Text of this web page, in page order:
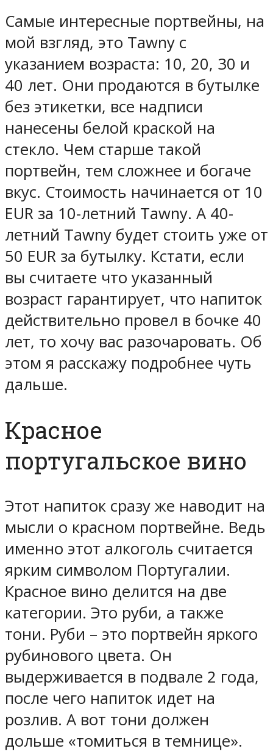
Самые интересные портвейны, на
мой взгляд, это Tawny с
указанием возраста: 10, 20, 30 и
40 лет. Они продаются в бутылке
без этикетки, все надписи
нанесены белой краской на
стекло. Чем старше такой
портвейн, тем сложнее и богаче
вкус. Стоимость начинается от 10
EUR за 10-летний Tawny. А 40-
летний Tawny будет стоить уже от
50 EUR за бутылку. Кстати, если
вы считаете что указанный
возраст гарантирует, что напиток
действительно провел в бочке 40
лет, то хочу вас разочаровать. Об
этом я расскажу подробнее чуть
дальше.
Красное
португальское вино
Этот напиток сразу же наводит на
мысли о красном портвейне. Ведь
именно этот алкоголь считается
ярким символом Португалии.
Красное вино делится на две
категории. Это руби, а также
тони. Руби – это портвейн яркого
рубинового цвета. Он
выдерживается в подвале 2 года,
после чего напиток идет на
розлив. А вот тони должен
дольше «томиться в темнице».